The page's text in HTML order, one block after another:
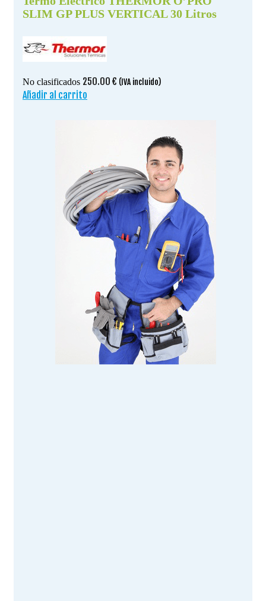
SLIM GP PLUS VERTICAL 30 Litros
No clasificados 250.00 € (IVA incluido)
Añadir al carrito